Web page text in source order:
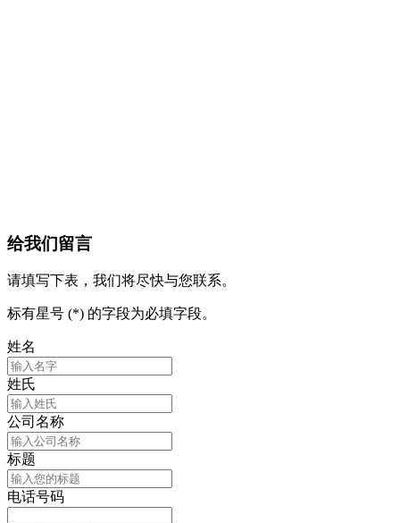
给我们留言
请填写下表，我们将尽快与您联系。
标有星号 (*) 的字段为必填字段。
姓名
姓氏
公司名称
标题
电话号码